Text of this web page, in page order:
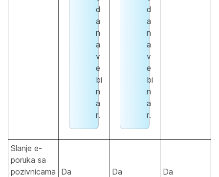
d
a
n
a
v
e
bi
n
a
r.
d
a
n
a
v
e
bi
n
a
r.
Slanje e-
poruka sa
pozivnicama
Da Da Da